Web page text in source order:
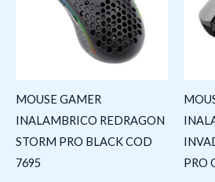
MOUSE GAMER
INALAMBRICO REDRAGON
STORM PRO BLACK COD
7695
PRO